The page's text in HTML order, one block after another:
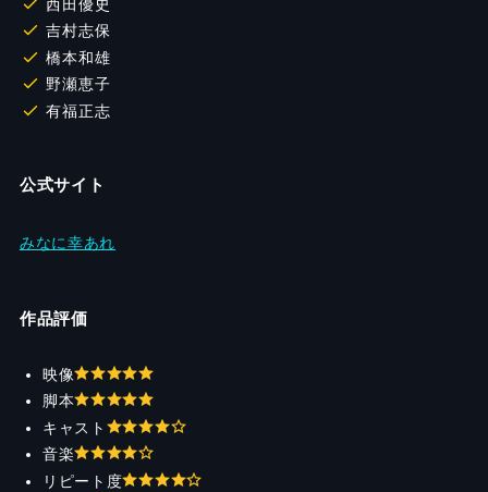
西田優史
吉村志保
橋本和雄
野瀬恵子
有福正志
公式サイト
みなに幸あれ
作品評価
映像
脚本
キャスト
音楽
リピート度